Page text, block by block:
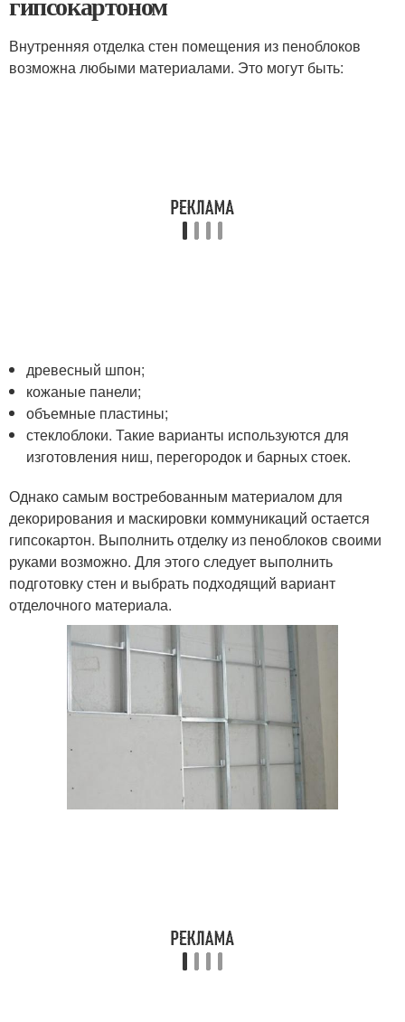
Внутренняя отделка стен помещения из пеноблоков
возможна любыми материалами. Это могут быть:
древесный шпон;
кожаные панели;
объемные пластины;
стеклоблоки. Такие варианты используются для
изготовления ниш, перегородок и барных стоек.
Однако самым востребованным материалом для
декорирования и маскировки коммуникаций остается
гипсокартон. Выполнить отделку из пеноблоков своими
руками возможно. Для этого следует выполнить
подготовку стен и выбрать подходящий вариант
отделочного материала.